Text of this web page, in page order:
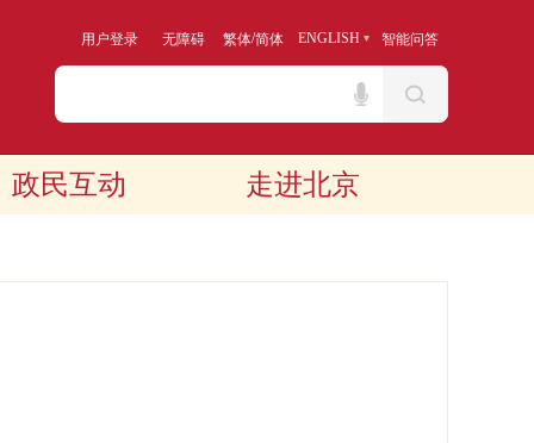
用户登录 无障碍 繁体/简体 ENGLISH 智能问答
政民互动 走进北京